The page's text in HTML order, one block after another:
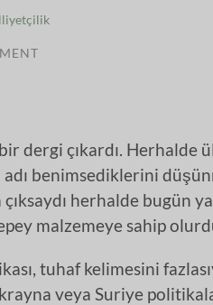
dergi çıkardı. Herhalde
benimsediklerini
herhalde bugün
malzemeye sahip
tuhaf kelimesini
veya Suriye